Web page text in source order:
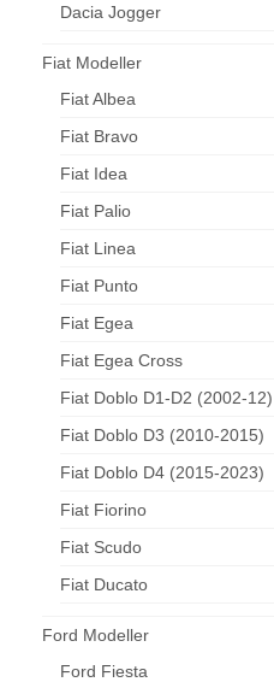
Dacia Jogger
Fiat Modeller
Fiat Albea
Fiat Bravo
Fiat Idea
Fiat Palio
Fiat Linea
Fiat Punto
Fiat Egea
Fiat Egea Cross
Fiat Doblo D1-D2 (2002-12)
Fiat Doblo D3 (2010-2015)
Fiat Doblo D4 (2015-2023)
Fiat Fiorino
Fiat Scudo
Fiat Ducato
Ford Modeller
Ford Fiesta